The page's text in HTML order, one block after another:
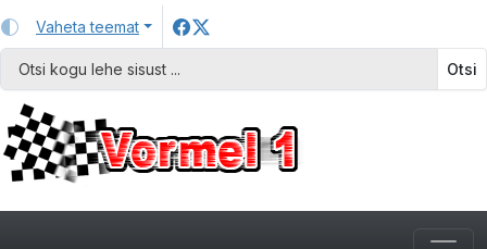
Vaheta teemat
Otsi